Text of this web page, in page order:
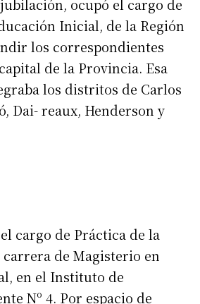
ocupó el cargo de
Inicial, de la Región
los correspondientes
de la Provincia. Esa
los distritos de Carlos
Dai- reaux, Henderson y
cargo de Práctica de la
carrera de Magisterio en
en el Instituto de
Nº 4. Por espacio de